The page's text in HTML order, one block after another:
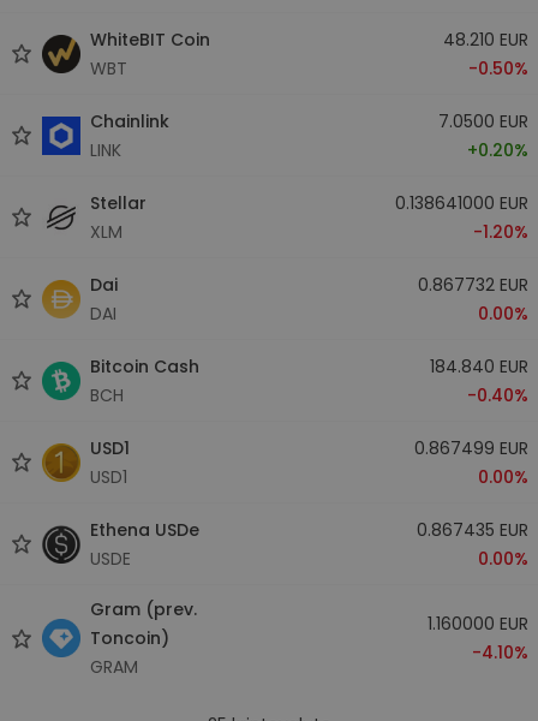
WhiteBIT Coin
WBT
48.210 EUR
-0.50%
Chainlink
LINK
7.0500 EUR
+0.20%
Stellar
XLM
0.138641000 EUR
-1.20%
Dai
DAI
0.867732 EUR
0.00%
Bitcoin Cash
BCH
184.840 EUR
-0.40%
USD1
USD1
0.867499 EUR
0.00%
Ethena USDe
USDE
0.867435 EUR
0.00%
Gram (prev.
Toncoin)
GRAM
1.160000 EUR
-4.10%